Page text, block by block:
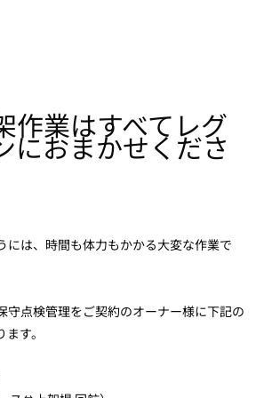
作業はすべてレグ
におまかせくださ
には、時間も体力もかかる大変な作業で
守点検管理をご契約のオーナー様に下記の
す。